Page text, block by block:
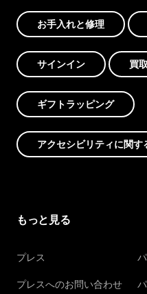
お手入れと修理
サインイン 買取
ギフトラッピング
アクセシビリティに関す
もっと見る
プレス
プレスへのお問い合わせ